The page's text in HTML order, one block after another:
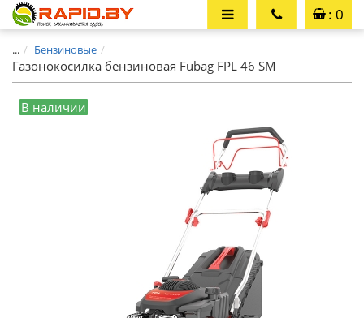
: 0
... Бензиновые
Газонокосилка бензиновая Fubag FPL 46 SM
В наличии